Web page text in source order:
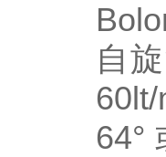
自
64°